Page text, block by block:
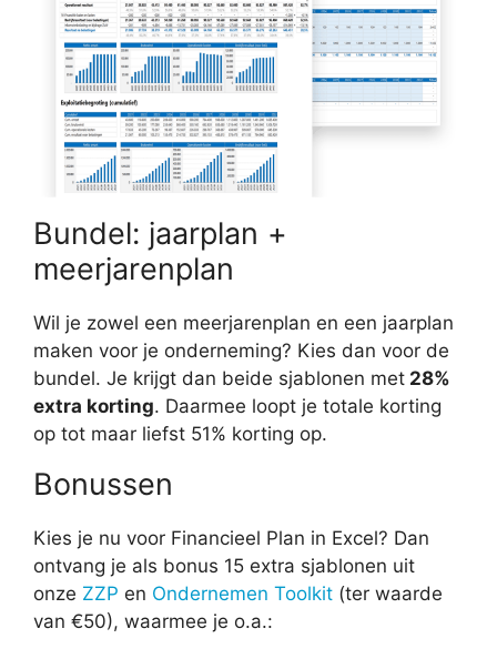
Bundel: jaarplan +
meerjarenplan
Wil je zowel een meerjarenplan en een jaarplan
maken voor je onderneming? Kies dan voor de
bundel. Je krijgt dan beide sjablonen met 28%
extra korting. Daarmee loopt je totale korting
op tot maar liefst 51% korting op.
Bonussen
Kies je nu voor Financieel Plan in Excel? Dan
ontvang je als bonus 15 extra sjablonen uit
onze ZZP en Ondernemen Toolkit (ter waarde
van €50), waarmee je o.a.: